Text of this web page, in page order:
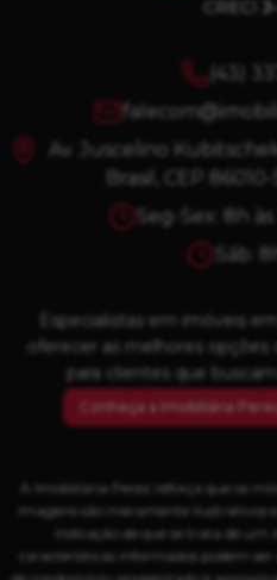
CRECI
(43)
Av. Juscelino
Brasil, CEP
Seg-Sex: 8h às
Sáb:
Especialistas em imóveis
oferecer as melhores
para clientes que
Conheça a Imobiliária Perez
A Imobiliária Perez reforça que os
imagens são meramente ilustrativos
indicação de que se trata de
características informados podem